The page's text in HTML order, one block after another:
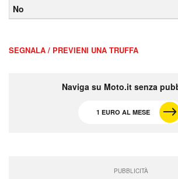
No
SEGNALA / PREVIENI UNA TRUFFA
Naviga su Moto.it senza
1 EURO AL MESE
PUBBLICITÀ